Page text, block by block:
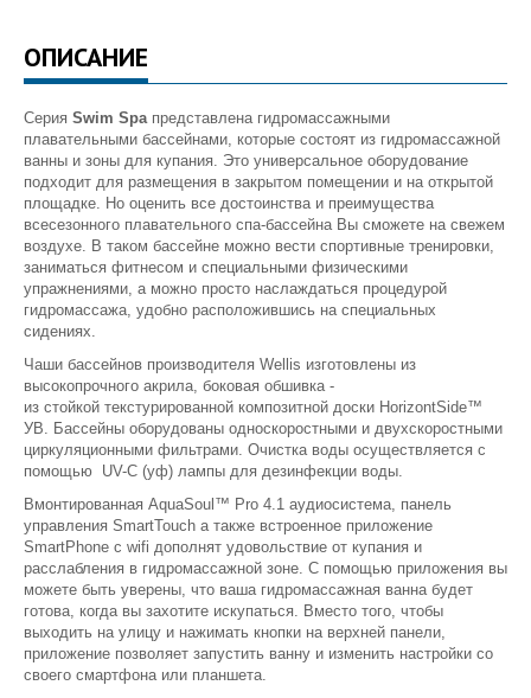
ОПИСАНИЕ
Серия Swim Spaпредставлена гидромассажными
плавательными бассейнами, которые состоят из гидромассажной
ванны и зоны для купания. Это универсальное оборудование
подходит для размещения в закрытом помещении и на открытой
площадке. Но оценить все достоинства и преимущества
всесезонного плавательного спа-бассейна Вы сможете на свежем
воздухе. В таком бассейне можно вести спортивные тренировки,
заниматься фитнесом и специальными физическими
упражнениями, а можно просто наслаждаться процедурой
гидромассажа, удобно расположившись на специальных
сидениях.
Чаши бассейнов производителя Wellis изготовлены из
высокопрочного акрила, боковая обшивка -
из стойкой текстурированной композитной доски HorizontSide™
УВ. Бассейны оборудованы односкоростными и двухскоростными
циркуляционными фильтрами. Очистка воды осуществляется с
помощью UV-C (уф) лампы для дезинфекции воды.
Вмонтированная AquaSoul™ Pro 4.1 аудиосистема, панель
управления SmartTouch а также встроенное приложение
SmartPhone с wifi дополнят удовольствие от купания и
расслабления в гидромассажной зоне. С помощью приложения вы
можете быть уверены, что ваша гидромассажная ванна будет
готова, когда вы захотите искупаться. Вместо того, чтобы
выходить на улицу и нажимать кнопки на верхней панели,
приложение позволяет запустить ванну и изменить настройки со
своего смартфона или планшета.